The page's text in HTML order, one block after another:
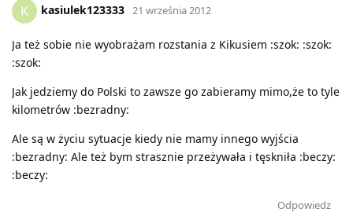
K kasiulek123333 21 września 2012
Ja też sobie nie wyobrażam rozstania z Kikusiem :szok: :szok:
:szok:
Jak jedziemy do Polski to zawsze go zabieramy mimo,że to tyle
kilometrów :bezradny:
Ale są w życiu sytuacje kiedy nie mamy innego wyjścia
:bezradny: Ale też bym strasznie przeżywała i tęskniła :beczy:
:beczy:
Odpowiedz